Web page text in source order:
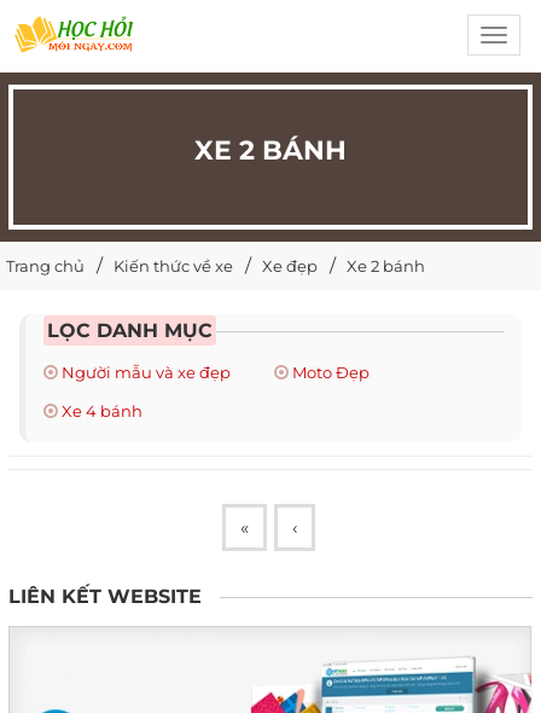
XE 2 BÁNH
Trang chủ Kiến thức về xe Xe đẹp Xe 2 bánh
LỌC DANH MỤC
Người mẫu và xe đẹp
Moto Đẹp
Xe 4 bánh
« ‹
LIÊN KẾT WEBSITE